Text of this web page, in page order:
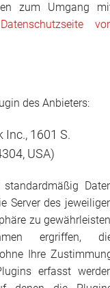
zum Umgang
Datenschutzseite
des Anbieters:
Inc., 1601 S.
USA)
Serverdes
zu
ergriffen,
Ihre
erfasst